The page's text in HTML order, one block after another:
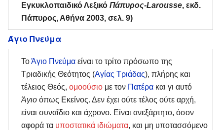
Εγκυκλοπαιδικό Λεξικό Πάπυρος-Larousse, εκδ.
Πάπυρος, Αθήνα 2003, σελ. 9)
Άγιο Πνεύμα
ΤοΆγιο Πνεύμα είναι το τρίτο πρόσωπο της
Τριαδικής Θεότητος (Αγίας Τριάδας), πλήρης και
τέλειος Θεός, ομοούσιο με τον Πατέρα και γι αυτό
Άγιο όπως Εκείνος. Δεν έχει ούτε τέλος ούτε αρχή,
είναι συναΐδιο και άχρονο. Είναι ανεξάρτητο, όσον
αφορά τα υποστατικά ιδιώματα, και μη υποτασσόμενο